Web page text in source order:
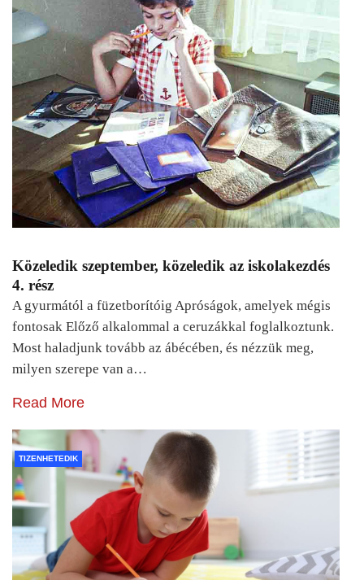
Közeledik szeptember, közeledik az iskolakezdés
4. rész
A gyurmától a füzetborítóig Apróságok, amelyek mégis
fontosak Előző alkalommal a ceruzákkal foglalkoztunk.
Most haladjunk tovább az ábécében, és nézzük meg,
milyen szerepe van a…
Read More
TIZENHETEDIK